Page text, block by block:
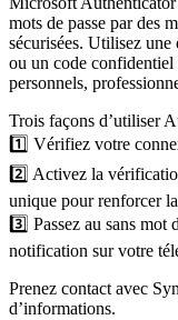
mots de passe par des
sécurisées. Utilisez
ou un code confidentiel
personnels,
Trois façons d’utiliser
1️⃣ Vérifiez votre
2️⃣ Activez la
unique pour renforcer
3️⃣ Passez au sans mot
notification sur votre
Prenez contact avec
d’informations.